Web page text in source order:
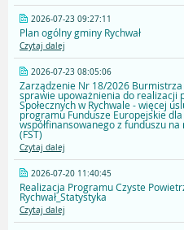
2026-07-23 09:27:11
Plan ogólny gminy Rychwał
Czytaj dalej
2026-07-23 08:05:06
Zarządzenie Nr 18/2026 Burmistrza
sprawie upoważnienia do realizacji
Społecznych w Rychwale - więcej
programu Fundusze Europejskie
współfinansowanego z funduszu
(FST)
Czytaj dalej
2026-07-20 11:40:45
Realizacja Programu Czyste
Rychwał_Statystyka
Czytaj dalej